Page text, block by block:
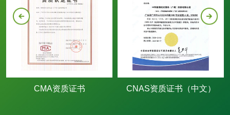
CMA资质证书 CNAS资质证书（中文）